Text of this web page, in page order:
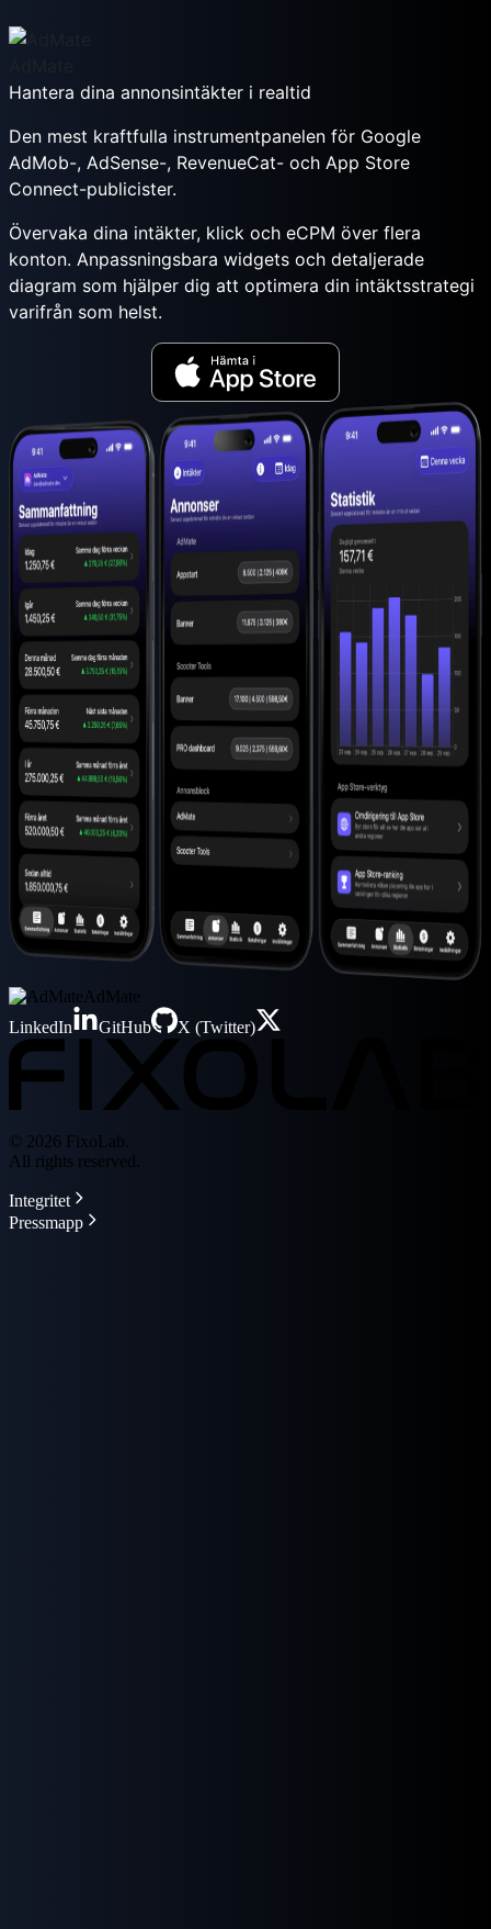
Hantera dina annonsintäkter i realtid
Den mest kraftfulla instrumentpanelen för Google
AdMob-, AdSense-, RevenueCat- och App Store
Connect-publicister.
Övervaka dina intäkter, klick och eCPM över flera
konton. Anpassningsbara widgets och detaljerade
diagram som hjälper dig att optimera din intäktsstrategi
varifrån som helst.
AdMate
LinkedIn
GitHub X (Twitter)
© 2026 FixoLab.
All rights reserved.
Integritet
Pressmapp